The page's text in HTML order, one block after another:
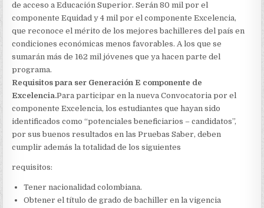
de acceso a Educación Superior. Serán 80 mil por el
componente Equidad y 4 mil por el componente Excelencia,
que reconoce el mérito de los mejores bachilleres del país en
condiciones económicas menos favorables. A los que se
sumarán más de 162 mil jóvenes que ya hacen parte del
programa.
Requisitos para ser Generación E componente de
Excelencia.Para participar en la nueva Convocatoria por el
componente Excelencia, los estudiantes que hayan sido
identificados como “potenciales beneficiarios – candidatos”,
por sus buenos resultados en las Pruebas Saber, deben
cumplir además la totalidad de los siguientes
requisitos:
Tener nacionalidad colombiana.
Obtener el título de grado de bachiller en la vigencia